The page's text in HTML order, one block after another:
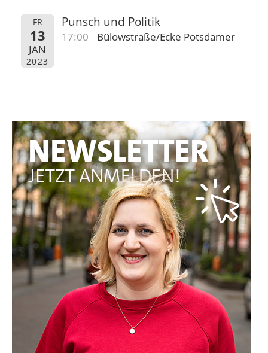
FR
13
JAN
2023
Punsch und Politik
17:00 Bülowstraße/Ecke Potsdamer